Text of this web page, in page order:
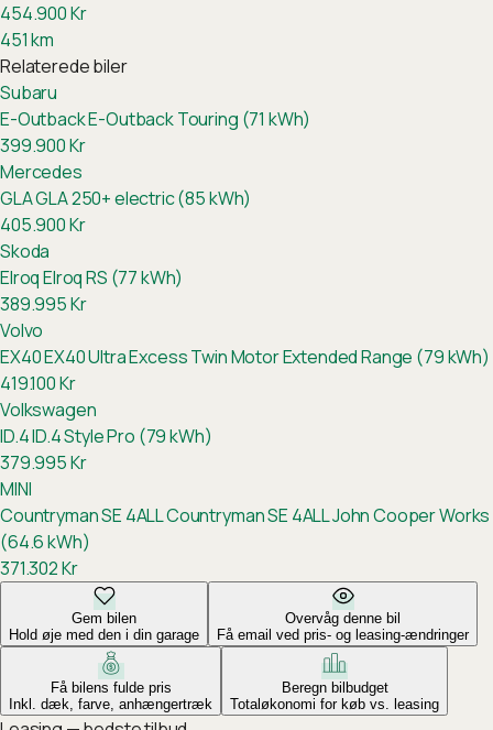
454.900Kr
451km
Relaterede biler
Subaru
E-OutbackE-Outback Touring (71 kWh)
399.900Kr
Mercedes
GLAGLA 250+ electric (85 kWh)
405.900Kr
Skoda
ElroqElroq RS (77 kWh)
389.995Kr
Volvo
EX40EX40 Ultra Excess Twin Motor Extended Range (79 kWh)
419.100Kr
Volkswagen
ID.4ID.4 Style Pro (79 kWh)
379.995Kr
MINI
Countryman SE 4ALLCountryman SE 4ALL John Cooper Works
(64.6 kWh)
371.302Kr
Gem bilen
Hold øje med den i din garage
Overvåg denne bil
Få email ved pris- og leasing-ændringer
Få bilens fulde pris
Inkl. dæk, farve, anhængertræk
Beregn bilbudget
Totaløkonomi for køb vs. leasing